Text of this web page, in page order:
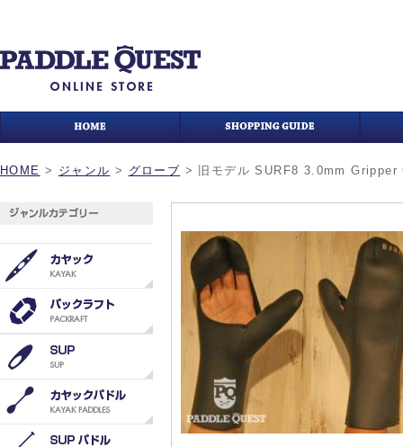
HOME > ジャンル > グローブ > 旧モデル SURF8 3.0mm